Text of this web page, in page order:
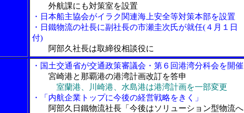
外航課にも対策室を設置
・日本船主協会がイラク関連海上安全等対策本部を設置
・日鐵物流の社長に副社長の市瀬圭次氏が就任(４月１日
付)
阿部久社長は取締役相談役に
・国土交通省が交通政策審議会・第６回港湾分科会を開催
宮崎港と那覇港の港湾計画改訂を答申
室蘭港、川崎港、水島港は港湾計画を一部変更
・「内航企業トップに今後の経営戦略をきく」
阿部久日鐵物流社長「今後はソリューション型物流へ